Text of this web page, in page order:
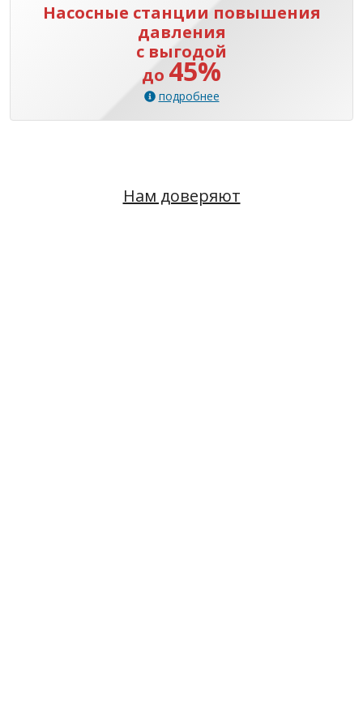
Насосные станции повышения
давления
с выгодой
до 45%
подробнее
Нам доверяют